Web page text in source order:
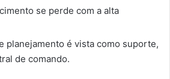
se perde com a alta
planejamento é vista como suporte,
de comando.